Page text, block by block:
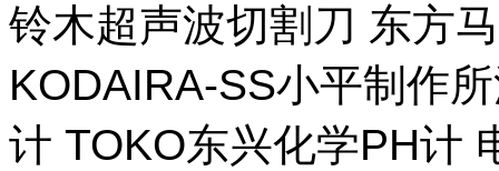
铃木超声波切割刀 东方
KODAIRA-SS小平制作
计 TOKO东兴化学PH计